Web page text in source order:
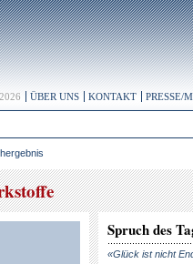
ÜBER UNS KONTAKT PRESSE/
Spruch des
«Glück ist nicht